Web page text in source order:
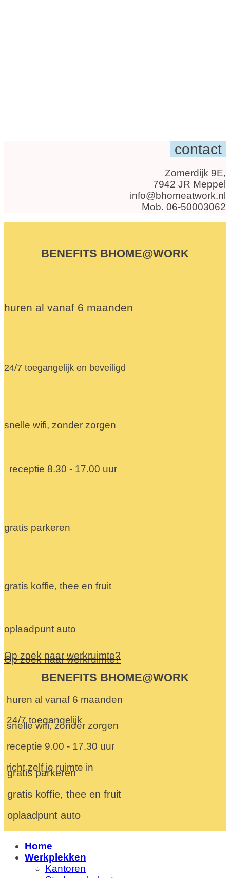
contact
Zomerdijk 9E,
7942 JR Meppel
info@bhomeatwork.nl
Mob. 06-50003062
BENEFITS BHOME@WORK
huren al vanaf 6 maanden
24/7 toegangelijk en beveiligd
snelle wifi, zonder zorgen
receptie 8.30 - 17.00 uur
gratis parkeren
gratis koffie, thee en fruit
oplaadpunt auto
Op zoek naar werkruimte?
Op zoek naar werkruimte?
BENEFITS BHOME@WORK
huren al vanaf 6 maanden
24/7 toegangelijk
snelle wifi, zonder zorgen
receptie 9.00 - 17.30 uur
richt zelf je ruimte in
gratis parkeren
gratis koffie, thee en fruit
oplaadpunt auto
Home
Werkplekken
Kantoren